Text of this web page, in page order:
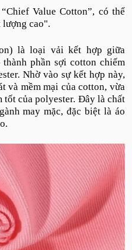
Value Cotton”, có thể
lượng cao".
là loại vải kết hợp giữa
phần sợi cotton chiếm
Nhờ vào sự kết hợp này,
và mềm mại của cotton, vừa
của polyester. Đây là chất
may mặc, đặc biệt là áo